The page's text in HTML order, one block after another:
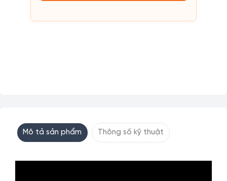
Mô tả sản phẩm Thông số kỹ thuật